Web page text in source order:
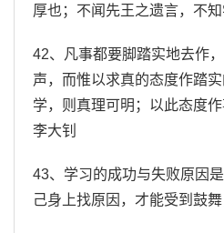
厚也；不闻先王之遗言，不
42、凡事都要脚踏实地去作
声，而惟以求真的态度作踏
学，则真理可明；以此态度
李大钊
43、学习的成功与失败原因
己身上找原因，才能受到鼓舞